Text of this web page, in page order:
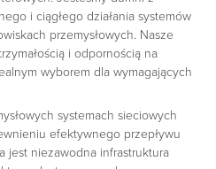
i ciągłego działania systemów
przemysłowych. Nasze
i odpornością na
wyborem dla wymagających
systemach sieciowych
efektywnego przepływu
jest niezawodna infrastruktura